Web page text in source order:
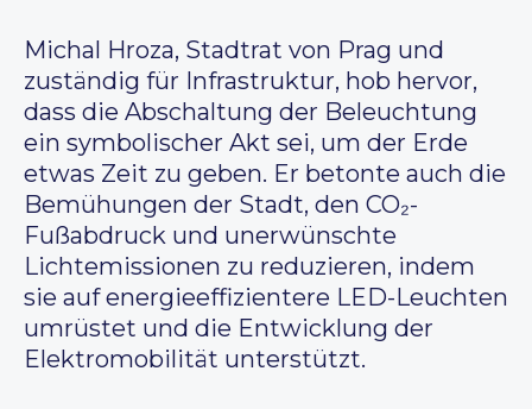
Michal Hroza, Stadtrat von Prag und
zuständig für Infrastruktur, hob hervor,
dass die Abschaltung der Beleuchtung
ein symbolischer Akt sei, um der Erde
etwas Zeit zu geben. Er betonte auch die
Bemühungen der Stadt, den CO₂-
Fußabdruck und unerwünschte
Lichtemissionen zu reduzieren, indem
sie auf energieeffizientere LED-Leuchten
umrüstet und die Entwicklung der
Elektromobilität unterstützt.